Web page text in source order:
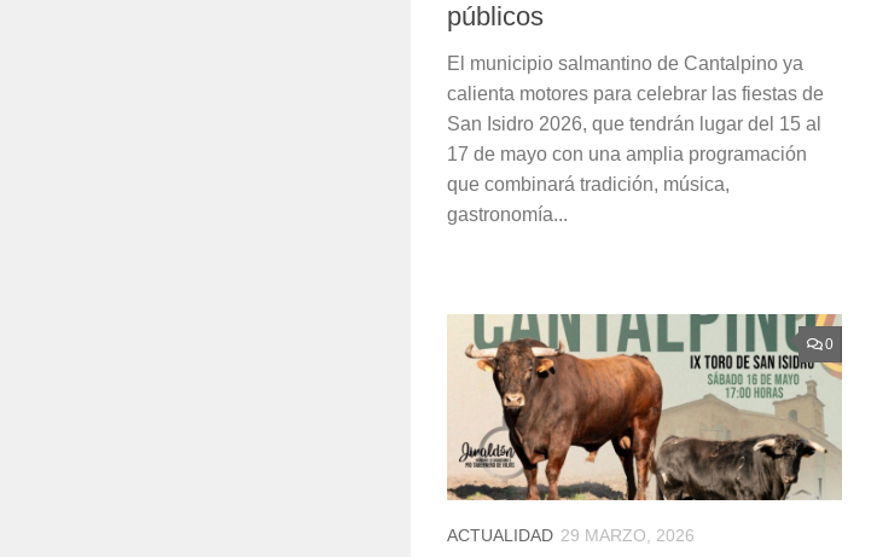
públicos
El municipio salmantino de Cantalpino ya
calienta motores para celebrar las fiestas de
San Isidro 2026, que tendrán lugar del 15 al
17 de mayo con una amplia programación
que combinará tradición, música,
gastronomía...
0
ACTUALIDAD 29 MARZO, 2026